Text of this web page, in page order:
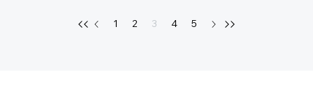
1 2 3 4 5